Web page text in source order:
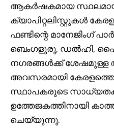
ആകർഷകമായ
ക്യാപിറ്റലിസ്റ്റുകൾ
ഫണ്ടിന്റെ മാനേജിംഗ്
ബെംഗളൂരു, ഡൽഹി,
നഗരങ്ങൾക്ക് ശേഷമുള്ള
അവസരമായി
സ്ഥാപകരുടെ
ഉത്തേജകത്തിനായി
ചെയ്യുന്നു.